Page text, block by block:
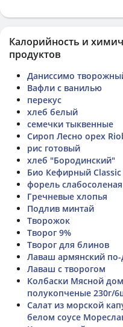
Калорийность и
продуктов
Даниссимо
Вафли с ванилью
перекус
хлеб белый
семечки тыквенные
Сироп Лесно орех
рис готовый
хлеб "Бородинский"
Био Кефирный Classic
форель слабосоленая
Гречневые хлопья
Подлив минтай
Творожок
Творог 9%
Творог для блинов
Лаваш армянский по-
Лаваш с творогом
Колбаски Мясной
полукопченые 230г/
Салат из морской
белом соусе